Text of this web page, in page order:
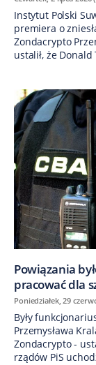
Instytut Polski
premiera o
Zondacrypto
ustalił, że Donald
Powiązania
pracować dla
Poniedziałek, 29
Były
Przemysława
Zondacrypto -
rządów PiS